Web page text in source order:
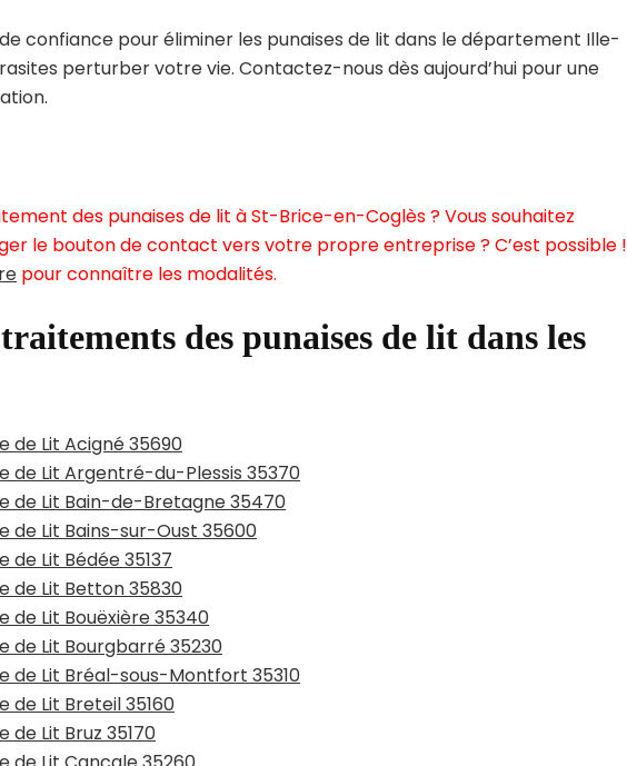
confiance pour éliminer les punaises de lit dans le département Ille-
perturber votre vie. Contactez-nous dès aujourd’hui pour une
des punaises de lit à St-Brice-en-Coglès ? Vous souhaitez
le bouton de contact vers votre propre entreprise ? C’est possible !
pour connaître les modalités.
des punaises de lit dans les
de Lit Acigné 35690
de Lit Argentré-du-Plessis 35370
de Lit Bain-de-Bretagne 35470
de Lit Bains-sur-Oust 35600
Lit Bédée 35137
de Lit Betton 35830
de Lit Bouëxière 35340
de Lit Bourgbarré 35230
de Lit Bréal-sous-Montfort 35310
de Lit Breteil 35160
Lit Bruz 35170